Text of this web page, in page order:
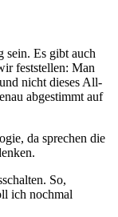
sein. Es gibt auch
feststellen: Man
nicht dieses All-
abgestimmt auf
da sprechen die
So,
ich nochmal